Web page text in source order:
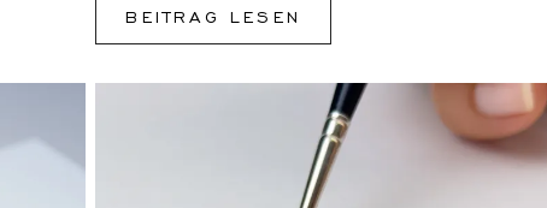
BEITRAG LESEN